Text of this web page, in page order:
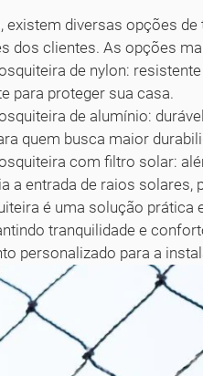
existem diversas opções
dos clientes. As opções
de nylon:
para proteger sua casa.
de alumínio:
quem busca maior
com filtro solar:
a entrada de raios
é uma solução prática
tranquilidade e
personalizado para a